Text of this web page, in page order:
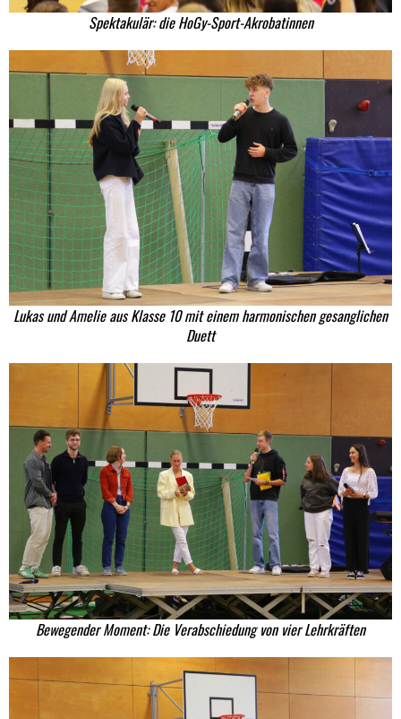
Spektakulär: die HoGy-Sport-Akrobatinnen
Lukas und Amelie aus Klasse 10 mit einem harmonischen gesanglichen
Duett
Bewegender Moment: Die Verabschiedung von vier Lehrkräften